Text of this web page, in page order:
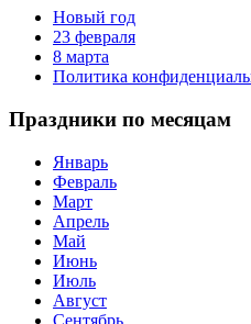
Новый год
23 февраля
8 марта
Политика
Праздники по месяцам
Январь
Февраль
Март
Апрель
Май
Июнь
Июль
Август
Сентябрь